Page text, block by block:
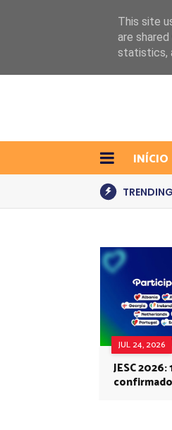
INÍCIO
TRENDING
JUL 24, 2026
JESC 2026:
This site
are
statistics,